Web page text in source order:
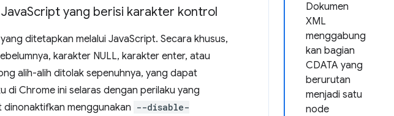
Dokumen
XML
menggabung
kan bagian
CDATA yang
berurutan
menjadi satu
node
Script yang berisi karakter kontrol
ditetapkan melalui JavaScript. Secara khusus,
karakter NULL, karakter enter, atau
alih-alih ditolak sepenuhnya, yang dapat
di Chrome ini selaras dengan perilaku yang
menggunakan --disable-